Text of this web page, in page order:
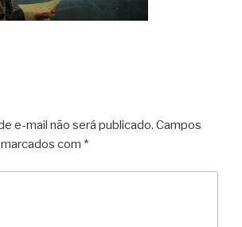
e-mail não será publicado. Campos
com *